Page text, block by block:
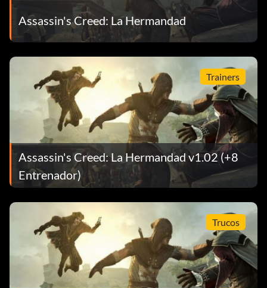
Assassin's Creed: La Hermandad
Trainers
Assassin's Creed: La Hermandad v1.02 (+8
Entrenador)
Trucos